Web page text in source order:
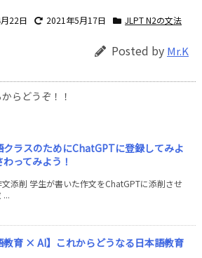
22日 2021年5月17日 JLPT N2の文法
Posted by Mr.K
らどうぞ！！
クラスのためにChatGPTに登録してみよ
わってみよう！
文添削 学生が書いた作文をChatGPTに添削させ
...
教育 × AI】これからどうなる日本語教育